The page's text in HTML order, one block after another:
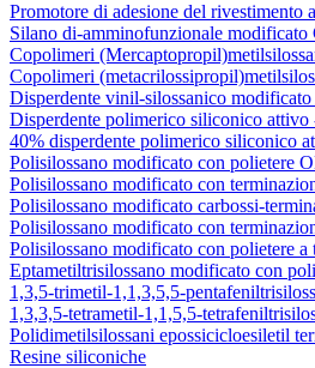
Promotore di adesione del rivestimento
Silano di-amminofunzionale
Copolimeri
Copolimeri
Disperdente vinil-silossanico
Disperdente polimerico siliconico
40% disperdente polimerico siliconico
Polisilossano modificato con polietere
Polisilossano modificato con
Polisilossano modificato carbossi-
Polisilossano modificato con
Polisilossano modificato con polietere
Eptametiltrisilossano modificato con
1,3,5-trimetil-1,1,3,5,5-
1,3,3,5-tetrametil-1,1,5,5-
Polidimetilsilossani epossicicloesiletil
Resine siliconiche